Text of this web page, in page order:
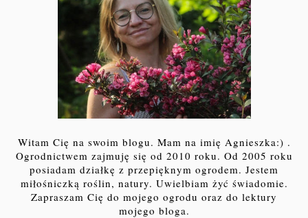
Witam Cię na swoim blogu. Mam na imię Agnieszka:) .
Ogrodnictwem zajmuję się od 2010 roku. Od 2005 roku
posiadam działkę z przepięknym ogrodem. Jestem
miłośniczką roślin, natury. Uwielbiam żyć świadomie.
Zapraszam Cię do mojego ogrodu oraz do lektury
mojego bloga.